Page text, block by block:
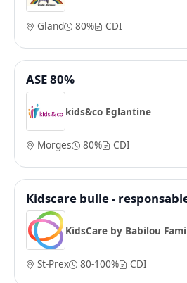
Gland 80% CDI
ASE 80%
kids&co Eglantine
Morges 80% CDI
Kidscare bulle -
KidsCare by Babilou
St-Prex 80-100% CDI